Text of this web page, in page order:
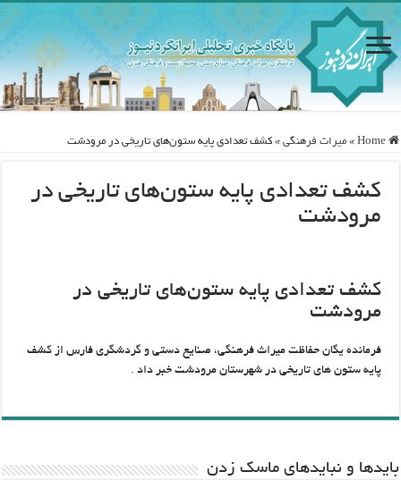
Home
» ميراث فرهنگی » کشف تعدادی پایه ستون‌های تاریخی در مرودشت
کشف تعدادی پایه ستون‌های تاریخی در
مرودشت
کشف تعدادی پایه ستون‌های تاریخی در
مرودشت
فرمانده یگان حفاظت میراث فرهنگی، صنایع دستی و گردشگری فارس از کشف
پایه ستون های تاریخی در شهرستان مرودشت خبر داد .
باید‌ها و نبایدهای ماسک زدن